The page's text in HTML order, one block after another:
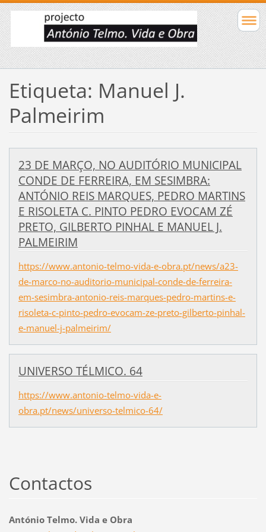
Etiqueta: Manuel J.
Palmeirim
23 DE MARÇO, NO AUDITÓRIO MUNICIPAL
CONDE DE FERREIRA, EM SESIMBRA:
ANTÓNIO REIS MARQUES, PEDRO MARTINS
E RISOLETA C. PINTO PEDRO EVOCAM ZÉ
PRETO, GILBERTO PINHAL E MANUEL J.
PALMEIRIM
https://www.antonio-telmo-vida-e-obra.pt/news/a23-
de-marco-no-auditorio-municipal-conde-de-ferreira-
em-sesimbra-antonio-reis-marques-pedro-martins-e-
risoleta-c-pinto-pedro-evocam-ze-preto-gilberto-pinhal-
e-manuel-j-palmeirim/
UNIVERSO TÉLMICO. 64
https://www.antonio-telmo-vida-e-
obra.pt/news/universo-telmico-64/
Contactos
António Telmo. Vida e Obra